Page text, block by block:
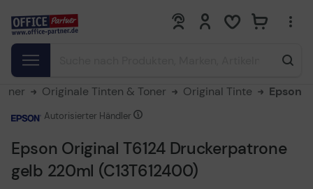
0 0
Originale Tinten & Toner Original Tinte Epson
Epson Original T6124 Druckerpatrone
gelb 220ml (C13T612400)
Autorisierter Händler